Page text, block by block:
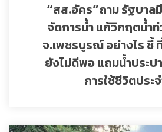
“สส.อัคร”ถาม รัฐบาล
จัดการน้ำ แก้วิกฤตน้ำ
จ.เพชรบูรณ์ อย่างไร ชี้
ยังไม่ดีพอ แถมน้ำประ
การใช้ชีวิตประ